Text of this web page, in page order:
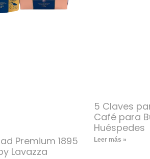
Premium 1895
Lavazza
5 Claves
Café para
Huéspedes
Leer más »